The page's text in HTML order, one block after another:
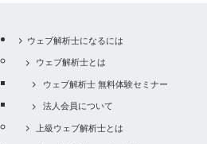
ウェブ解析士になるには
ウェブ解析士とは
ウェブ解析士 無料体験セミナー
法人会員について
上級ウェブ解析士とは